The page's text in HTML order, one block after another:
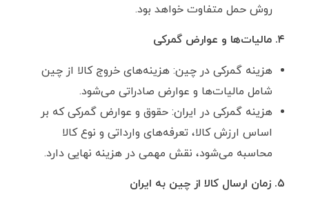
روش حمل متفاوت خواهد بود.
۴. مالیات‌ها و عوارض گمرکی
هزینه گمرکی در چین: هزینه‌های خروج کالا از چین
شامل مالیات‌ها و عوارض صادراتی می‌شود.
هزینه گمرکی در ایران: حقوق و عوارض گمرکی که بر
اساس ارزش کالا، تعرفه‌های وارداتی و نوع کالا
محاسبه می‌شود، نقش مهمی در هزینه نهایی دارد.
۵. زمان ارسال کالا از چین به ایران